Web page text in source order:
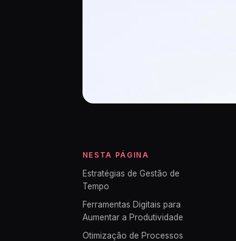
NESTA PÁGINA
Estratégias de Gestão de
Tempo
Ferramentas Digitais para
Aumentar a Produtividade
Otimização de Processos